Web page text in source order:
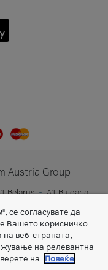
Austria Group
Belarus
A1 Bulgaria
се согласувате да
Вашето корисничко
на веб-страната,
на релевантна
на
Повеќе